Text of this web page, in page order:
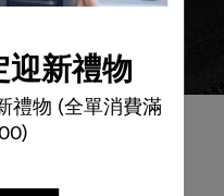
迎新禮物
禮物 (全單消費滿